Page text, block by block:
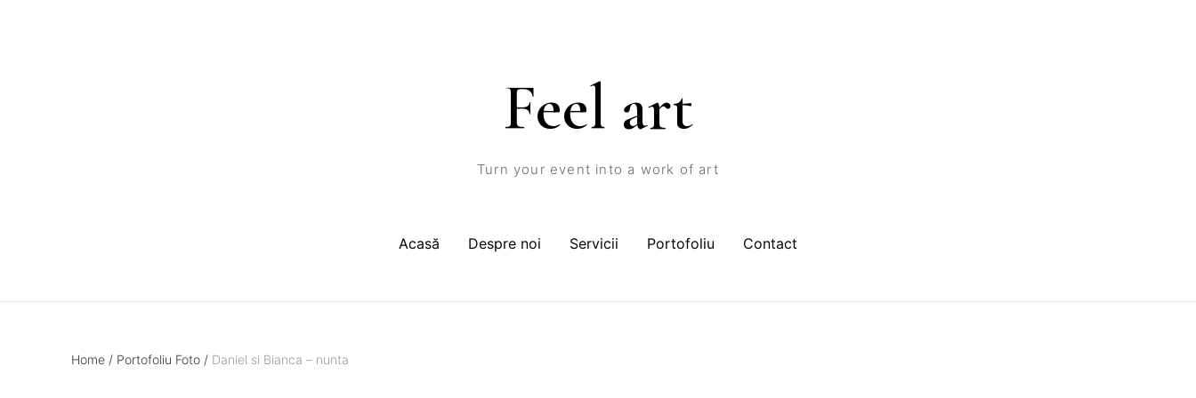
Feel art
Turn your event into a work of art
Acasă Despre noi Servicii Portofoliu Contact
Home / Portofoliu Foto / Daniel si Bianca – nunta